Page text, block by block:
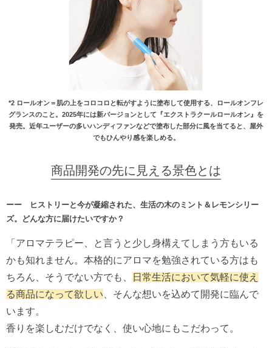
*2 ロールオン＝肌の上をコロコロと転がすように塗布して使用する、ロールオンフレ
グランスのこと。2025年には新バージョンとして『エクストラクールロールオン』を
発売。近年ユーザーの多いハンディファンなどで塗布した部分に風を当てると、屋外
でもひんやり感を楽しめる。
商品開発の先に見える景色とは
ーー ヒストリーと今が凝縮された、生活の木のミント＆レモンシリー
ズ。どんな方に届けたいですか？
「アロマテラピー、と言うと少し身構えてしまう方もいる
かも知れません。本格的にアロマを勉強されている方はも
ちろん、そうでない方でも、
日常生活において気軽に使え
る商品になって欲しい 、そんな想いを込めて開発に臨んで
います。
香りを楽しむだけでなく、使い心地にもこだわって。